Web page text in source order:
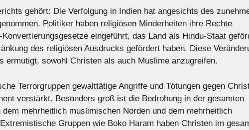
gehört: Die Verfolgung in Indien hat angesichts des
Politiker haben religiösen Minderheiten ihre Rechte
eingeführt, das Land als Hindu-Staat
des religiösen Ausdrucks gefördert haben. Diese
ermutigt, sowohl Christen als auch Muslime anzugreifen.
Terrorgruppen gewalttätige Angriffe und Tötungen gegen
verstärkt. Besonders groß ist die Bedrohung in der gesamten
mehrheitlich muslimischen Norden und dem mehrheitlich
Gruppen wie Boko Haram haben Christen im